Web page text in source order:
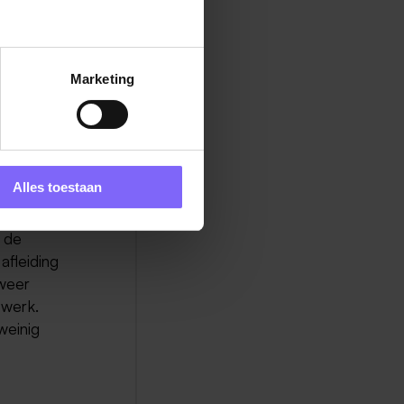
Marketing
Alles toestaan
ballen
veel
je de
kan
de